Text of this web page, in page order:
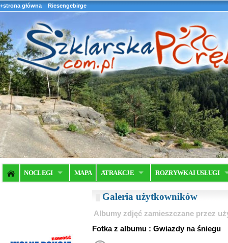
+strona główna Riesengebirge
NOCLEGI MAPA ATRAKCJE ROZRYWKA I USŁUGI
Galeria użytkowników
Albumy zdjęć zamieszczane przez
Fotka z albumu : Gwiazdy na śniegu